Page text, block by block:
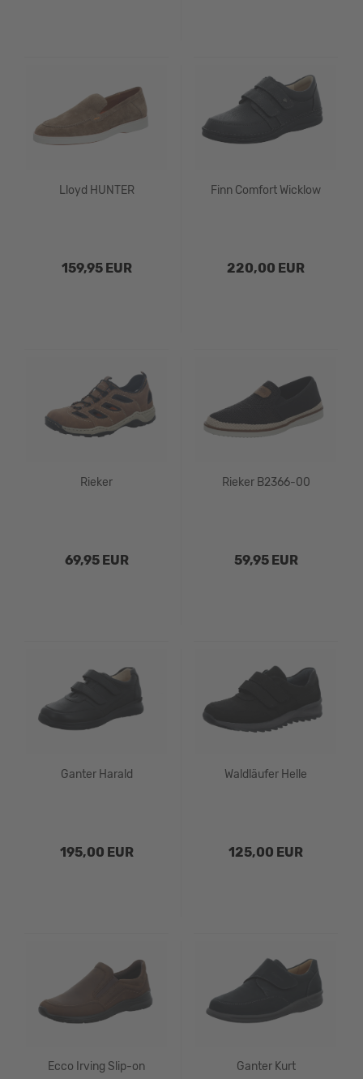
Lloyd HUNTER
159,95 EUR
Finn Comfort Wicklow
220,00 EUR
Rieker
69,95 EUR
Rieker B2366-00
59,95 EUR
Ganter Harald
195,00 EUR
Waldläufer Helle
125,00 EUR
Ecco Irving Slip-on Ganter Kurt